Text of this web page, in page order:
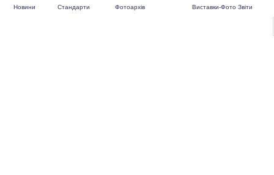
Новини Стандарти Фотоархів Виставки-Фото Звіти